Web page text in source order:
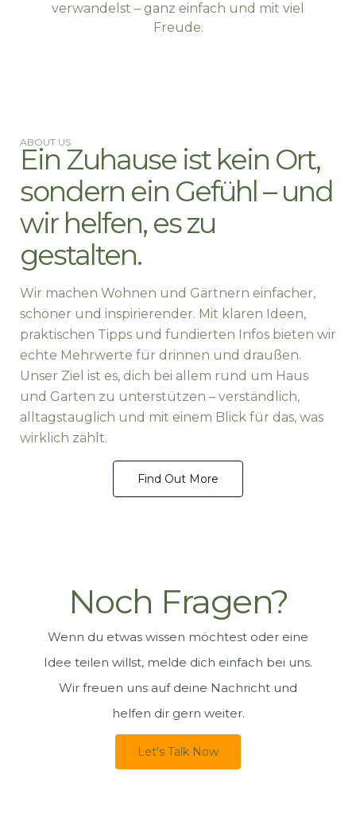
verwandelst – ganz einfach und mit viel
Freude.
ABOUT US
Ein Zuhause ist kein Ort,
sondern ein Gefühl – und
wir helfen, es zu
gestalten.
Wir machen Wohnen und Gärtnern einfacher,
schöner und inspirierender. Mit klaren Ideen,
praktischen Tipps und fundierten Infos bieten wir
echte Mehrwerte für drinnen und draußen.
Unser Ziel ist es, dich bei allem rund um Haus
und Garten zu unterstützen – verständlich,
alltagstauglich und mit einem Blick für das, was
wirklich zählt.
Find Out More
Noch Fragen?
Wenn du etwas wissen möchtest oder eine
Idee teilen willst, melde dich einfach bei uns.
Wir freuen uns auf deine Nachricht und
helfen dir gern weiter.
Let's Talk Now